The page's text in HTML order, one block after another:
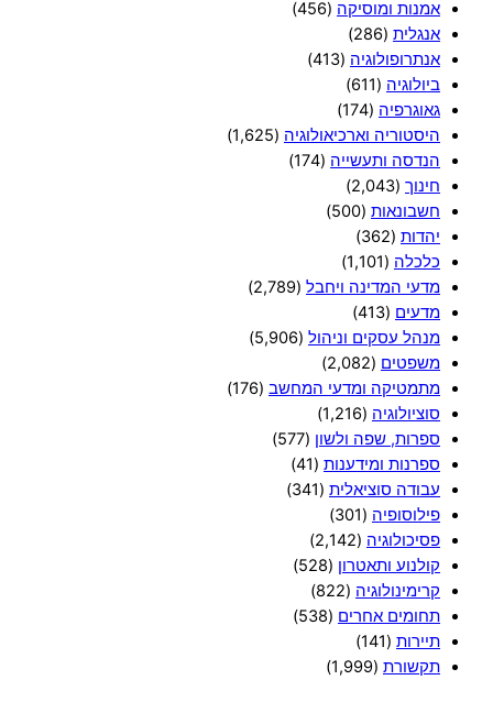
אמנות ומוסיקה (456)
אנגלית (286)
אנתרופולוגיה (413)
ביולוגיה (611)
גאוגרפיה (174)
היסטוריה וארכיאולוגיה (1,625)
הנדסה ותעשייה (174)
חינוך (2,043)
חשבונאות (500)
יהדות (362)
כלכלה (1,101)
מדעי המדינה ויחבל (2,789)
מדעים (413)
מנהל עסקים וניהול (5,906)
משפטים (2,082)
מתמטיקה ומדעי המחשב (176)
סוציולוגיה (1,216)
ספרות, שפה ולשון (577)
ספרנות ומידענות (41)
עבודה סוציאלית (341)
פילוסופיה (301)
פסיכולוגיה (2,142)
קולנוע ותאטרון (528)
קרימינולוגיה (822)
תחומים אחרים (538)
תיירות (141)
תקשורת (1,999)